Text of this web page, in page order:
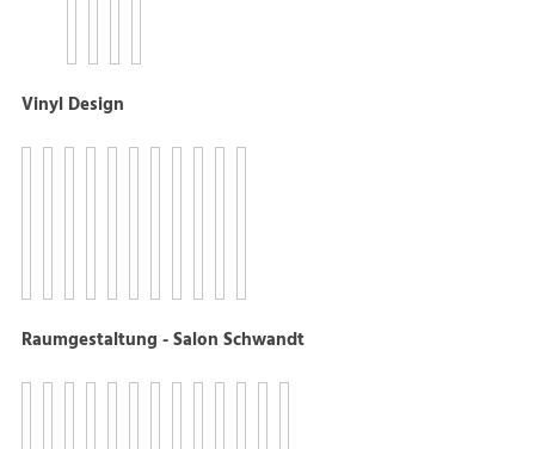
Vinyl Design
Raumgestaltung - Salon Schwandt